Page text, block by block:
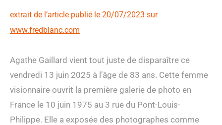
extrait de l’article publié le 20/07/2023 sur
www.fredblanc.com
Agathe Gaillard vient tout juste de disparaître ce
vendredi 13 juin 2025 à l’âge de 83 ans. Cette femme
visionnaire ouvrit la première galerie de photo en
France le 10 juin 1975 au 3 rue du Pont-Louis-
Philippe. Elle a exposée des photographes comme